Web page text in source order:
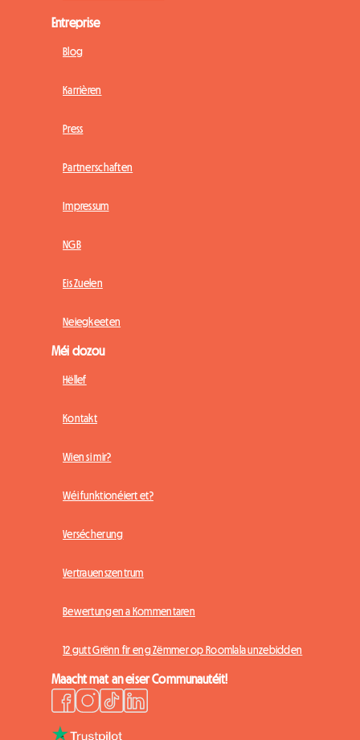
Entreprise
Blog
Karrièren
Press
Partnerschaften
Impressum
NGB
Eis Zuelen
Neiegkeeten
Méi dozou
Hëllef
Kontakt
Wien si mir?
Wéi funktionéiert et?
Versécherung
Vertrauenszentrum
Bewertungen a Kommentaren
12 gutt Grënn fir eng Zëmmer op Roomlala unzebidden
Maacht mat an eiser Communautéit!